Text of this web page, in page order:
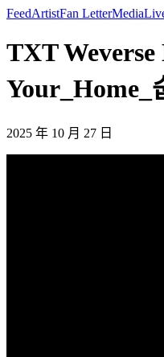
FeedArtistFan LetterMedia
TXT
Your_Home_
2025 年 10 月 27 日